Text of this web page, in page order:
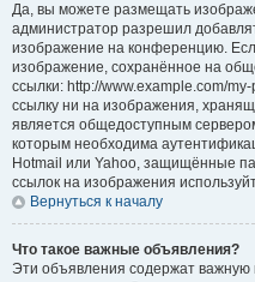
Да, вы можете размещать
администратор разрешил
изображение на конференцию.
изображение, сохранённое на
ссылки: http://www.example.com/
ссылку ни на изображения,
является общедоступным
которым необходима
Hotmail или Yahoo, защищённые
ссылок на изображения
Вернуться к началу
Что такое важные объявления?
Эти объявления содержат